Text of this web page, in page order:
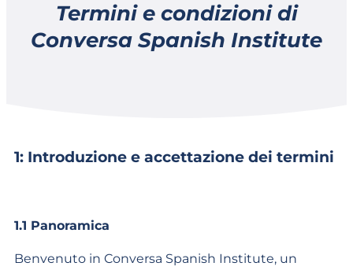
Termini e condizioni di
Conversa Spanish Institute
1: Introduzione e accettazione dei termini
1.1 Panoramica
Benvenuto in Conversa Spanish Institute, un